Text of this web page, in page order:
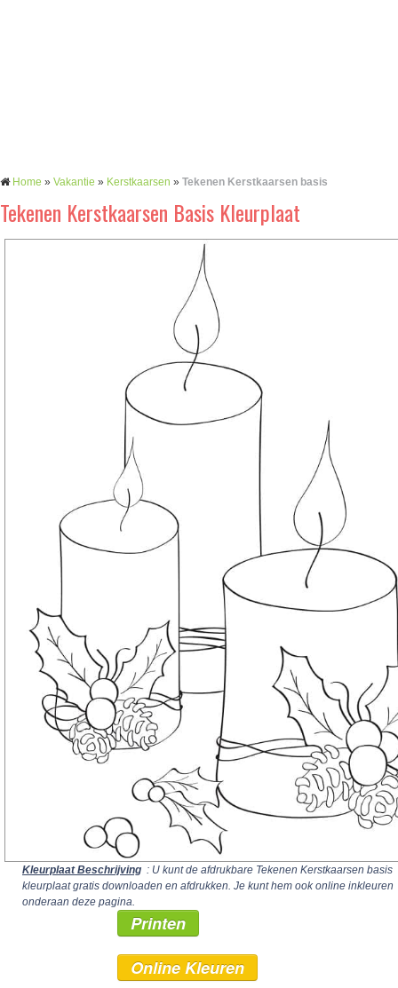
Home » Vakantie » Kerstkaarsen » Tekenen Kerstkaarsen basis
Tekenen Kerstkaarsen Basis Kleurplaat
Kleurplaat Beschrijving : U kunt de afdrukbare Tekenen Kerstkaarsen basis
kleurplaat gratis downloaden en afdrukken. Je kunt hem ook online inkleuren
onderaan deze pagina.
Printen
Online Kleuren